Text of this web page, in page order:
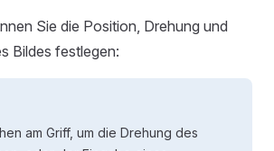
Sie die Position, Drehung und
Bildes festlegen:
am Griff, um die Drehung des